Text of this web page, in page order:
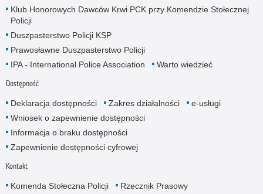
Klub Honorowych Dawców Krwi PCK przy Komendzie Stołecznej
Policji
Duszpasterstwo Policji KSP
Prawosławne Duszpasterstwo Policji
IPA - International Police Association
Warto wiedzieć
Dostępność
Deklaracja dostępności Zakres działalności
e-usługi
Wniosek o zapewnienie dostępności
Informacja o braku dostępności
Zapewnienie dostępności cyfrowej
Kontakt
Komenda Stołeczna Policji
Rzecznik Prasowy